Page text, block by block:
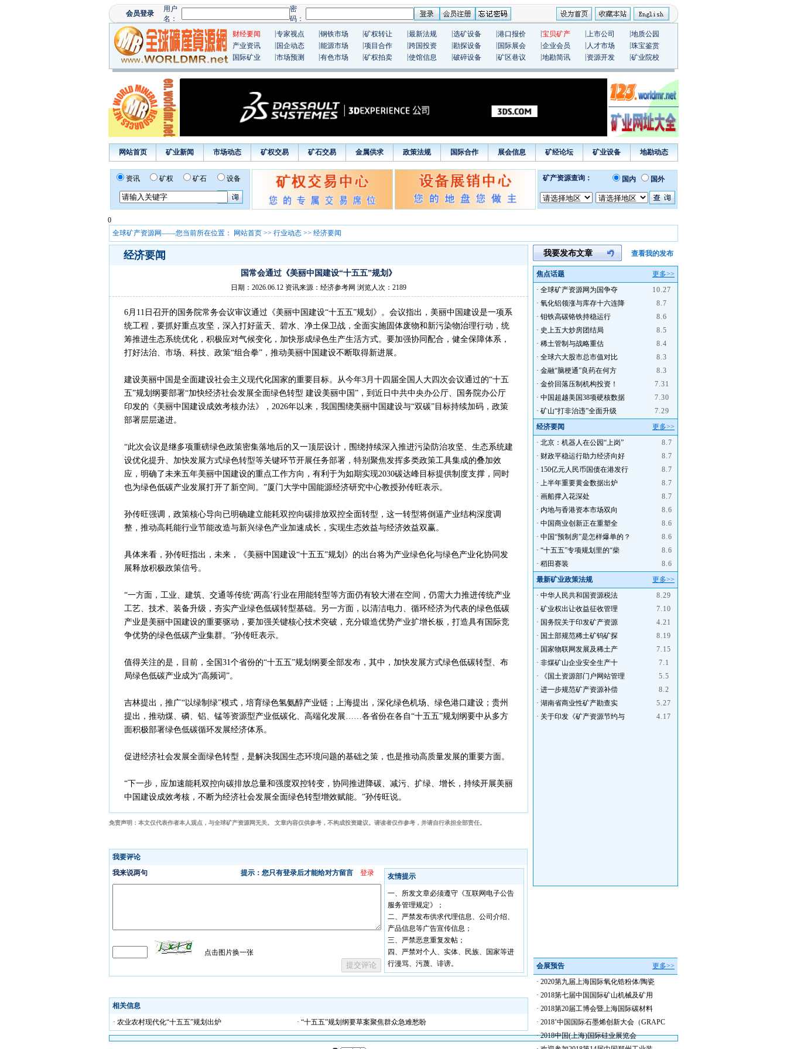
财经要闻 专家视点 钢铁市场 矿权转让 最新法规 选矿设备 港口报价 宝贝矿产 上市公司
地质公园
产业资讯
国企动态 能源市场 项目合作 跨国投资 勘探设备 国际展会 企业会员 人才市场
珠宝鉴赏
国际矿业
市场预测 有色市场 矿权拍卖 使馆信息 破碎设备 矿区巷议 地勘简讯 资源开发 矿业院校
网站首页 矿业新闻 市场动态 矿权交易 矿石交易 金属供求 政策法规 国际合作 展会信息 矿经论坛 矿业设备 地勘动态
资讯 矿权 矿石 设备
0
全球矿产资源网——您当前所在位置：
网站首页 >> 行业动态 >> 经济要闻
经济要闻
国常会通过《美丽中国建设“十五五”规划》
日期：2026.06.12 资讯来源：经济参考网 浏览人次：2189
6月11日召开的国务院常务会议审议通过《美丽中国建设“十五五”规划》。会议指出，美丽中国建设是一项系
统工程，要抓好重点攻坚，深入打好蓝天、碧水、净土保卫战，全面实施固体废物和新污染物治理行动，统
筹推进生态系统优化，积极应对气候变化，加快形成绿色生产生活方式。要加强协同配合，健全保障体系，
打好法治、市场、科技、政策“组合拳”，推动美丽中国建设不断取得新进展。
建设美丽中国是全面建设社会主义现代化国家的重要目标。从今年3月十四届全国人大四次会议通过的“十五
五”规划纲要部署“加快经济社会发展全面绿色转型 建设美丽中国”，到近日中共中央办公厅、国务院办公厅
印发的《美丽中国建设成效考核办法》，2026年以来，我国围绕美丽中国建设与“双碳”目标持续加码，政策
部署层层递进。
“此次会议是继多项重磅绿色政策密集落地后的又一顶层设计，围绕持续深入推进污染防治攻坚、生态系统建
设优化提升、加快发展方式绿色转型等关键环节开展任务部署，特别聚焦发挥多类政策工具集成的叠加效
应，明确了未来五年美丽中国建设的重点工作方向，有利于为如期实现2030碳达峰目标提供制度支撑，同时
也为绿色低碳产业发展打开了新空间。”厦门大学中国能源经济研究中心教授孙传旺表示。
孙传旺强调，政策核心导向已明确建立能耗双控向碳排放双控全面转型，这一转型将倒逼产业结构深度调
整，推动高耗能行业节能改造与新兴绿色产业加速成长，实现生态效益与经济效益双赢。
具体来看，孙传旺指出，未来，《美丽中国建设“十五五”规划》的出台将为产业绿色化与绿色产业化协同发
展释放积极政策信号。
“一方面，工业、建筑、交通等传统‘两高’行业在用能转型等方面仍有较大潜在空间，仍需大力推进传统产业
工艺、技术、装备升级，夯实产业绿色低碳转型基础。另一方面，以清洁电力、循环经济为代表的绿色低碳
产业是美丽中国建设的重要驱动，要加强关键核心技术突破，充分锻造优势产业扩增长板，打造具有国际竞
争优势的绿色低碳产业集群。”孙传旺表示。
值得关注的是，目前，全国31个省份的“十五五”规划纲要全部发布，其中，加快发展方式绿色低碳转型、布
局绿色低碳产业成为“高频词”。
吉林提出，推广“以绿制绿”模式，培育绿色氢氨醇产业链；上海提出，深化绿色机场、绿色港口建设；贵州
提出，推动煤、磷、铝、锰等资源型产业低碳化、高端化发展……各省份在各自“十五五”规划纲要中从多方
面积极部署绿色低碳循环发展经济体系。
促进经济社会发展全面绿色转型，是解决我国生态环境问题的基础之策，也是推动高质量发展的重要方面。
“下一步，应加速能耗双控向碳排放总量和强度双控转变，协同推进降碳、减污、扩绿、增长，持续开展美丽
中国建设成效考核，不断为经济社会发展全面绿色转型增效赋能。”孙传旺说。
免责声明：本文仅代表作者本人观点，与全球矿产资源网无关。 文章内容仅供参考，不构成投资建议。请读者仅作参考，并请自行承担全部责任。
相关信息
· 农业农村现代化“十五五”规划出炉
· “十五五”规划纲要草案聚焦群众急难愁盼
我要发布文章 查看我的发布
焦点话题
更多>>
· 全球矿产资源网为国争夺
10.27
· 氧化铝领涨与库存十六连降
8.7
· 钼铁高碳铬铁持稳运行
8.6
· 史上五大炒房团结局
8.5
· 稀土管制与战略重估
8.4
· 全球六大股市总市值对比
8.3
· 金融“脑梗通”良药在何方
8.3
· 金价回落压制机构投资！
7.31
· 中国超越美国38项硬核数据
7.30
· 矿山“打非治违”全面升级
7.29
经济要闻
更多>>
· 北京：机器人在公园“上岗”
8.7
· 财政平稳运行助力经济向好
8.7
· 150亿元人民币国债在港发行
8.7
· 上半年重要黄金数据出炉
8.7
· 画船撑入花深处
8.7
· 内地与香港资本市场双向
8.6
· 中国商业创新正在重塑全
8.6
· 中国“预制房”是怎样爆单的？
8.6
· “十五五”专项规划里的“柴
8.6
· 稻田赛装
8.6
最新矿业政策法规
更多>>
· 中华人民共和国资源税法
8.29
· 矿业权出让收益征收管理
7.10
· 国务院关于印发矿产资源
4.21
· 国土部规范稀土矿钨矿探
8.19
· 国家物联网发展及稀土产
7.15
· 非煤矿山企业安全生产十
7.1
·
《国土资源部门户网站管理
5.5
· 进一步规范矿产资源补偿
8.2
· 湖南省商业性矿产勘查实
5.27
· 关于印发《矿产资源节约与 4.17
会展预告
更多>>
· 2020第九届上海国际氧化锆粉体/陶瓷
· 2018第七届中国国际矿山机械及矿用
· 2018第20届工博会暨上海国际碳材料
· 2018’中国国际石墨烯创新大会（GRAPC
· 2018中国(上海)国际硅业展览会